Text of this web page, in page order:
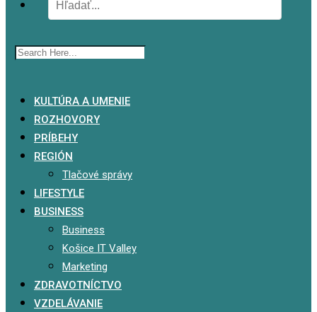
KULTÚRA A UMENIE
ROZHOVORY
PRÍBEHY
REGIÓN
Tlačové správy
LIFESTYLE
BUSINESS
Business
Košice IT Valley
Marketing
ZDRAVOTNÍCTVO
VZDELÁVANIE